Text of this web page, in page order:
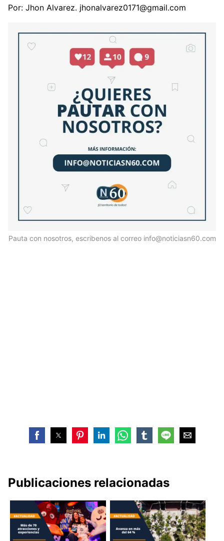
Por: Jhon Alvarez. jhonalvarez0171@gmail.com
Pauta con nosotros, escribenos al correo info@noticiasn60.com
Publicaciones relacionadas